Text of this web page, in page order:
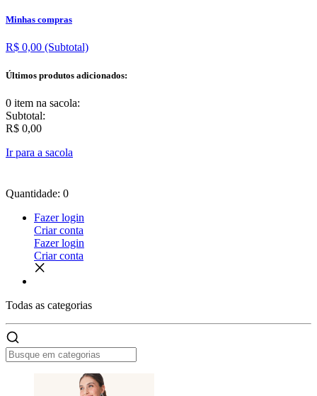
Minhas compras
R$ 0,00 (Subtotal)
Últimos produtos adicionados:
0 item na sacola:
Subtotal:
R$ 0,00
Ir para a sacola
Quantidade: 0
Fazer login
Criar conta
Fazer login
Criar conta
Todas as categorias